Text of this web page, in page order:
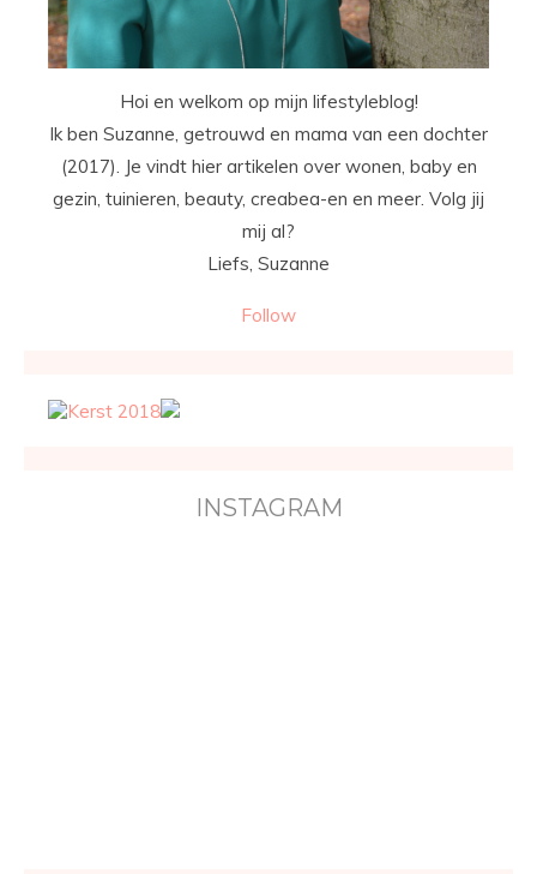
Hoi en welkom op mijn lifestyleblog!
Ik ben Suzanne, getrouwd en mama van een dochter
(2017). Je vindt hier artikelen over wonen, baby en
gezin, tuinieren, beauty, creabea-en en meer. Volg jij
mij al?
Liefs, Suzanne
Follow
INSTAGRAM